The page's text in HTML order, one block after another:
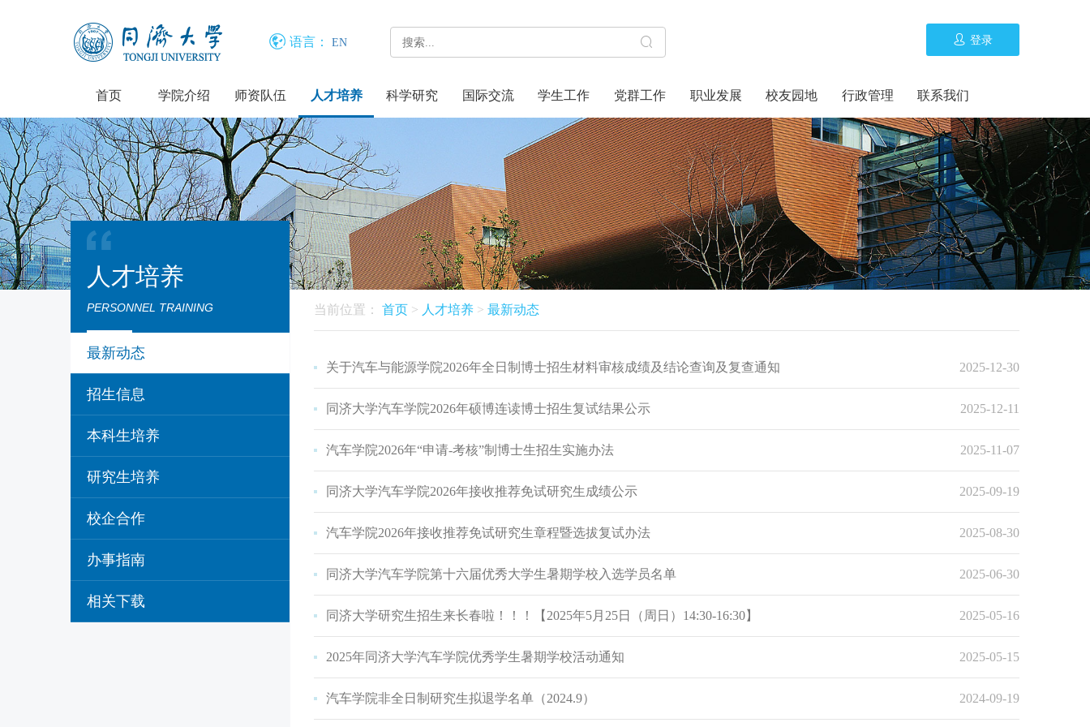
语言： EN 登录
首页 学院介绍 师资队伍 人才培养 科学研究 国际交流 学生工作 党群工作 职业发展 校友园地 行政管理 联系我们
人才培养
PERSONNEL TRAINING
最新动态
招生信息
本科生培养
研究生培养
校企合作
办事指南
相关下载
当前位置： 首页 > 人才培养 > 最新动态
2025-12-30
关于汽车与能源学院2026年全日制博士招生材料审核成绩及结论查询及复查通知
2025-12-11
同济大学汽车学院2026年硕博连读博士招生复试结果公示
2025-11-07
汽车学院2026年“申请-考核”制博士生招生实施办法
2025-09-19
同济大学汽车学院2026年接收推荐免试研究生成绩公示
2025-08-30
汽车学院2026年接收推荐免试研究生章程暨选拔复试办法
2025-06-30
同济大学汽车学院第十六届优秀大学生暑期学校入选学员名单
2025-05-16
同济大学研究生招生来长春啦！！！【2025年5月25日（周日）14:30-16:30】
2025-05-15
2025年同济大学汽车学院优秀学生暑期学校活动通知
2024-09-19
汽车学院非全日制研究生拟退学名单（2024.9）